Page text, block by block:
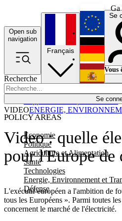
Ga
Open sub
navigation
Recherche
Se
POLICY AREAS
Economie
Politique
Agriculture et Alimentation
Santé
Technologies
Energie, Environnement et
Défense
Économie
Français
Se
Vous
Video : quelle
pour l'Europe de
L'exécutif européen a l'ambition de
tous les Européens ». Parmi toutes
concernent le marché de l'électricité.
VIDEOENERGIE,